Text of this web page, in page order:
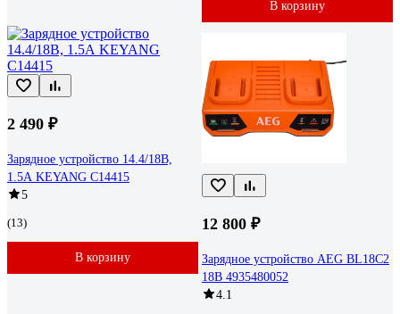
В корзину
2 490 ₽
Зарядное устройство 14.4/18В,
1.5А KEYANG C14415
5
(13)
В корзину
12 800 ₽
Зарядное устройство AEG BL18C2
18В 4935480052
4.1